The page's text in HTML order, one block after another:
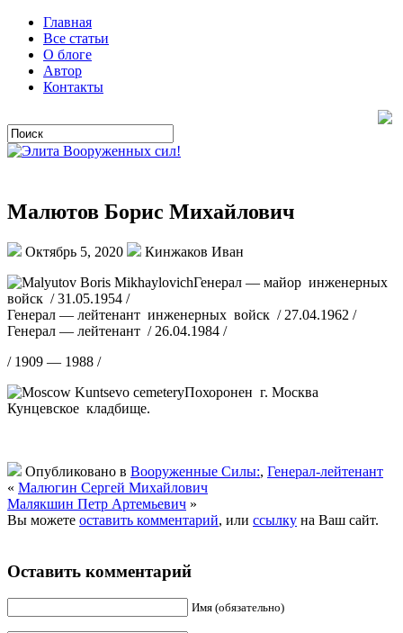
Главная
Все статьи
О блоге
Автор
Контакты
Малютов Борис Михайлович
Октябрь 5, 2020
Кинжаков Иван
Генерал — майор инженерных
войск / 31.05.1954 /
Генерал — лейтенант инженерных войск / 27.04.1962 /
Генерал — лейтенант / 26.04.1984 /
/ 1909 — 1988 /
Похоронен г. Москва
Кунцевское кладбище.
Опубликовано в Вооруженные Силы:, Генерал-лейтенант
« Малюгин Сергей Михайлович
Малякшин Петр Артемьевич »
Вы можете оставить комментарий, или ссылку на Ваш сайт.
Оставить комментарий
Имя (обязательно)